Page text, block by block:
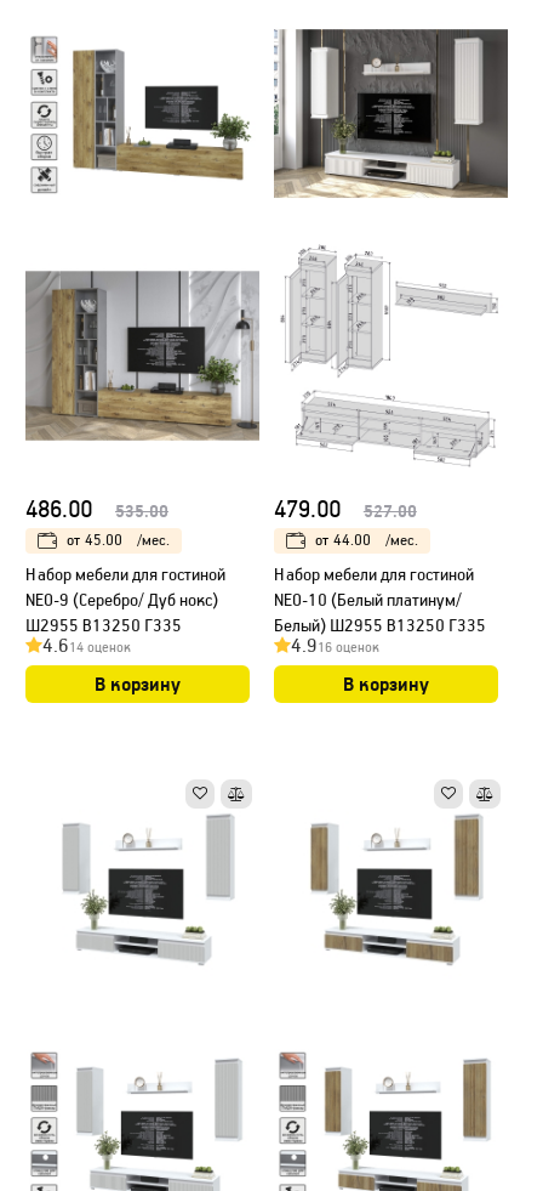
486.00 535.00
от 45.00 /мес.
Набор мебели для гостиной
NEO-9 (Серебро/ Дуб нокс)
Ш2955 В13250 Г335
4.614 оценок
В корзину
479.00 527.00
от 44.00 /мес.
Набор мебели для гостиной
NEO-10 (Белый платинум/
Белый) Ш2955 В13250 Г335
4.916 оценок
В корзину